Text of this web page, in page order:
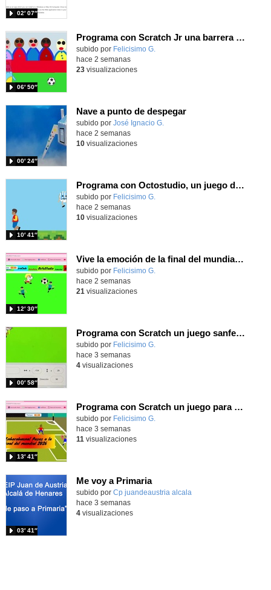
02′ 07″
Programa con Scratch Jr una barrera que se desplaza para dar sensación de movimiento
Contenido educativo.
subido por Felicisimo G.
06′ 50″
hace 2 semanas
23visualizaciones
Nave a punto de despegar
Contenido educativo.
subido por José Ignacio G.
00′ 24″
hace 2 semanas
10visualizaciones
Programa con Octostudio, un juego de 4 personajes ganando la copa del mundo saltando y esquivando rivales.
Contenido educativo.
subido por Felicisimo G.
10′ 41″
hace 2 semanas
10visualizaciones
Vive la emoción de la final del mundial programando con Scratch, un juego de toques y esquivar contrarios
Contenido educativo.
subido por Felicisimo G.
12′ 30″
hace 2 semanas
21 visualizaciones
Programa con Scratch un juego sanferminero con Mikel Merino evitando toros y dando toques al balón.
Contenido educativo.
subido por Felicisimo G.
00′ 58″
hace 3 semanas
4visualizaciones
Programa con Scratch un juego para vivir la emoción de los centros desde la banda de España
Contenido educativo.
subido por Felicisimo G.
13′ 41″
hace 3 semanas
11 visualizaciones
Me voy a Primaria
Contenido educativo.
subido por Cp juandeaustria alcala
03′ 41″
hace 3 semanas
4visualizaciones